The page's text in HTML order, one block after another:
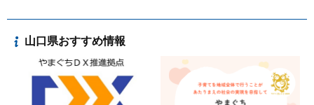
山口県おすすめ情報